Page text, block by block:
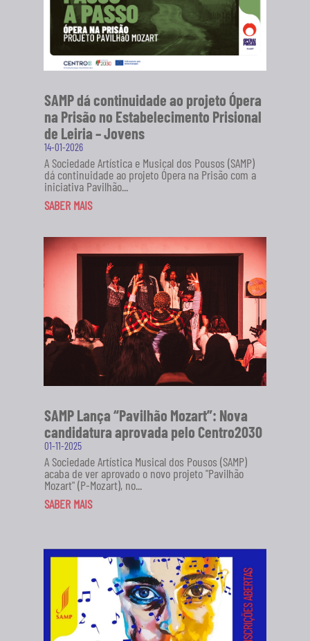
SAMP dá continuidade ao projeto Ópera
na Prisão no Estabelecimento Prisional
de Leiria – Jovens
14-01-2026
A Sociedade Artística e Musical dos Pousos (SAMP)
dá continuidade ao projeto Ópera na Prisão com a
iniciativa Pavilhão...
SABER MAIS
SAMP Lança “Pavilhão Mozart”: Nova
candidatura aprovada pelo Centro2030
01-11-2025
A Sociedade Artística Musical dos Pousos (SAMP)
acaba de ver aprovado o novo projeto "Pavilhão
Mozart" (P-Mozart), no...
SABER MAIS